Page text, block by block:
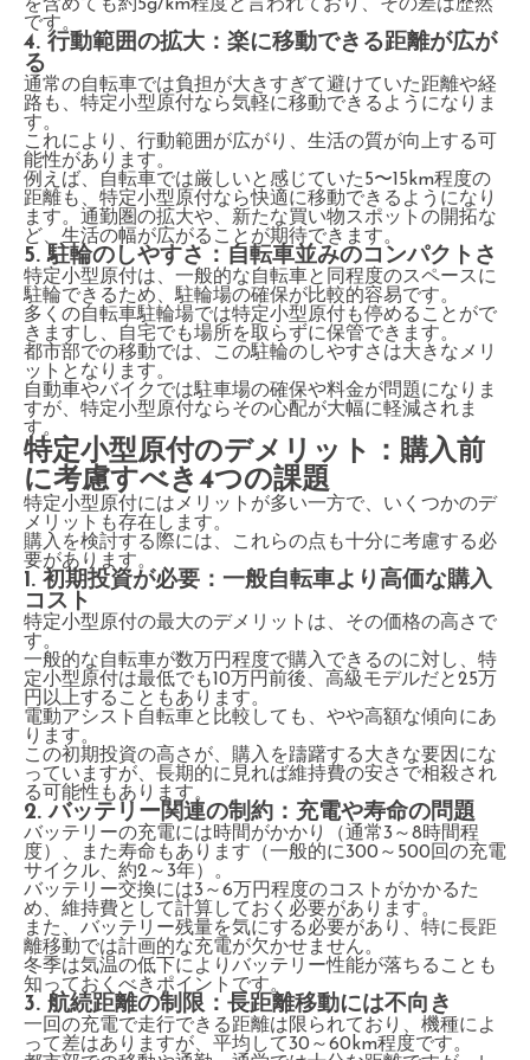
を含めても約5g/km程度と言われており、その差は歴然
です。
4. 行動範囲の拡大：楽に移動できる距離が広が
る
通常の自転車では負担が大きすぎて避けていた距離や経
路も、特定小型原付なら気軽に移動できるようになりま
す。
これにより、行動範囲が広がり、生活の質が向上する可
能性があります。
例えば、自転車では厳しいと感じていた5〜15km程度の
距離も、特定小型原付なら快適に移動できるようになり
ます。通勤圏の拡大や、新たな買い物スポットの開拓な
ど、生活の幅が広がることが期待できます。
5. 駐輪のしやすさ：自転車並みのコンパクトさ
特定小型原付は、一般的な自転車と同程度のスペースに
駐輪できるため、駐輪場の確保が比較的容易です。
多くの自転車駐輪場では特定小型原付も停めることがで
きますし、自宅でも場所を取らずに保管できます。
都市部での移動では、この駐輪のしやすさは大きなメリ
ットとなります。
自動車やバイクでは駐車場の確保や料金が問題になりま
すが、特定小型原付ならその心配が大幅に軽減されま
す。
特定小型原付のデメリット：購入前
に考慮すべき4つの課題
特定小型原付にはメリットが多い一方で、いくつかのデ
メリットも存在します。
購入を検討する際には、これらの点も十分に考慮する必
要があります。
1. 初期投資が必要：一般自転車より高価な購入
コスト
特定小型原付の最大のデメリットは、その価格の高さで
す。
一般的な自転車が数万円程度で購入できるのに対し、特
定小型原付は最低でも10万円前後、高級モデルだと25万
円以上することもあります。
電動アシスト自転車と比較しても、やや高額な傾向にあ
ります。
この初期投資の高さが、購入を躊躇する大きな要因にな
っていますが、長期的に見れば維持費の安さで相殺され
る可能性もあります。
2. バッテリー関連の制約：充電や寿命の問題
バッテリーの充電には時間がかかり（通常3～8時間程
度）、また寿命もあります（一般的に300～500回の充電
サイクル、約2～3年）。
バッテリー交換には3～6万円程度のコストがかかるた
め、維持費として計算しておく必要があります。
また、バッテリー残量を気にする必要があり、特に長距
離移動では計画的な充電が欠かせません。
冬季は気温の低下によりバッテリー性能が落ちることも
知っておくべきポイントです。
3. 航続距離の制限：長距離移動には不向き
一回の充電で走行できる距離は限られており、機種によ
って差はありますが、平均して30～60km程度です。